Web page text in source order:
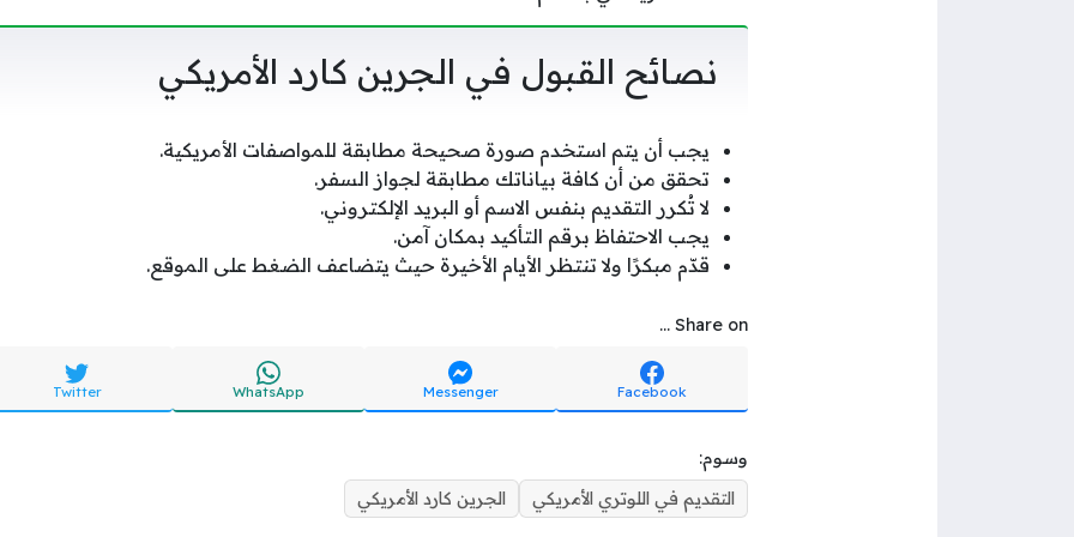
نصائح القبول في الجرين كارد الأمريكي
يجب أن يتم استخدم صورة صحيحة مطابقة للمواصفات الأمريكية.
تحقق من أن كافة بياناتك مطابقة لجواز السفر.
لا تُكرر التقديم بنفس الاسم أو البريد الإلكتروني.
يجب الاحتفاظ برقم التأكيد بمكان آمن.
قدّم مبكرًا ولا تنتظر الأيام الأخيرة حيث يتضاعف الضغط على الموقع.
Share on ...
Facebook
Messenger
WhatsApp
Twitter
وسوم:
التقديم في اللوتري الأمريكي
الجرين كارد الأمريكي